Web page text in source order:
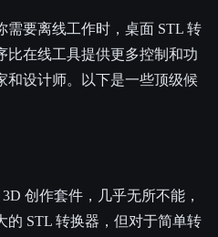
需要离线工作时，桌面 STL 转
比在线工具提供更多控制和功
和设计师。以下是一些顶级候
创作套件，几乎无所不能，
的 STL 转换器，但对于简单转